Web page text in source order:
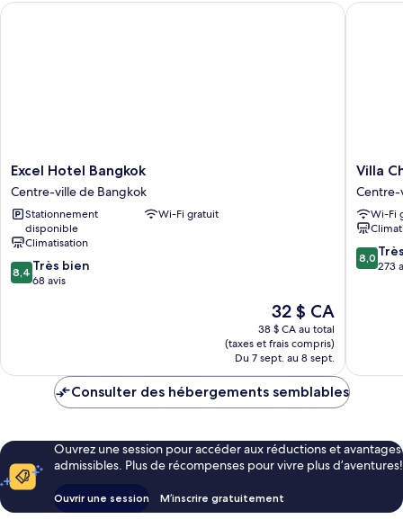
Excel
Hotel
Bangkok
Centre-
ville
de
Bangkok
Excel Hotel Bangkok
Centre-ville de Bangkok
Stationnement
disponible
Wi-Fi gratuit
Climatisation
8.4
sur
8,4 Très bien
68 avis
Le
prix
est
de
32 $ CA
32 $ CA
38 $ CA au total
(taxes et frais compris)
Du 7 sept. au 8 sept.
Excel Hotel Bangkok
Villa
Cha-
Cha
Centre-
ville
Villa
Centre-
Wi-Fi
8.0
sur
8,0
273
Villa
Consulter des hébergements semblables
Ouvrez une session pour accéder aux réductions et avantages
admissibles. Plus de récompenses pour vivre plus d’aventures!
Ouvrir une session M’inscrire gratuitement